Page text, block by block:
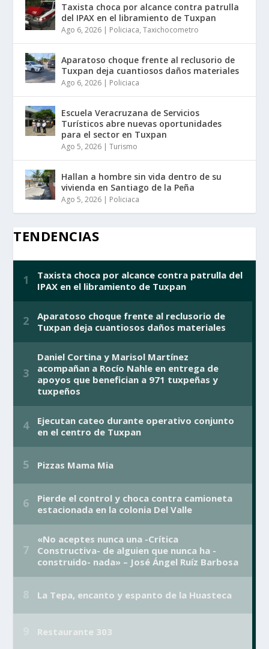
Taxista choca por alcance contra patrulla
del IPAX en el libramiento de Tuxpan
Ago 6, 2026 | Policiaca,Taxichocometro
Aparatoso choque frente al reclusorio de
Tuxpan deja cuantiosos daños materiales
Ago 6, 2026 | Policiaca
Escuela Veracruzana de Servicios
Turísticos abre nuevas oportunidades
para el sector en Tuxpan
Ago 5, 2026 |Turismo
Hallan a hombre sin vida dentro de su
vivienda en Santiago de la Peña
Ago 5, 2026 | Policiaca
TENDENCIAS